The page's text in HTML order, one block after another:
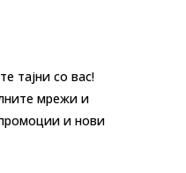
тајни со вас!
мрежи и
и нови